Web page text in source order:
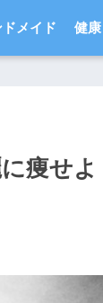
メイド 健康
痩せよ